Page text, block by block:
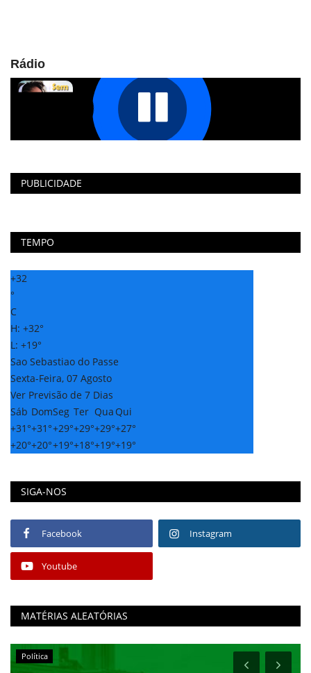
Rádio
PUBLICIDADE
TEMPO
+32
°
C
H: +32°
L: +19°
Sao Sebastiao do Passe
Sexta-Feira, 07 Agosto
Ver Previsão de 7 Dias
Sáb DomSeg Ter Qua Qui
+31°+31°+29°+29°+29°+27°
+20°+20°+19°+18°+19°+19°
SIGA-NOS
Facebook Instagram
Youtube
MATÉRIAS ALEATÓRIAS
Política